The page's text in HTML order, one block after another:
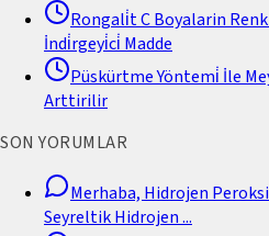
Rongali̇t C Boyalarin
İndi̇rgeyi̇ci̇ Madde
Püskürtme Yöntemi̇ İle
Arttirilir
SON YORUMLAR
Merhaba, Hidrojen
Seyreltik Hidrojen...